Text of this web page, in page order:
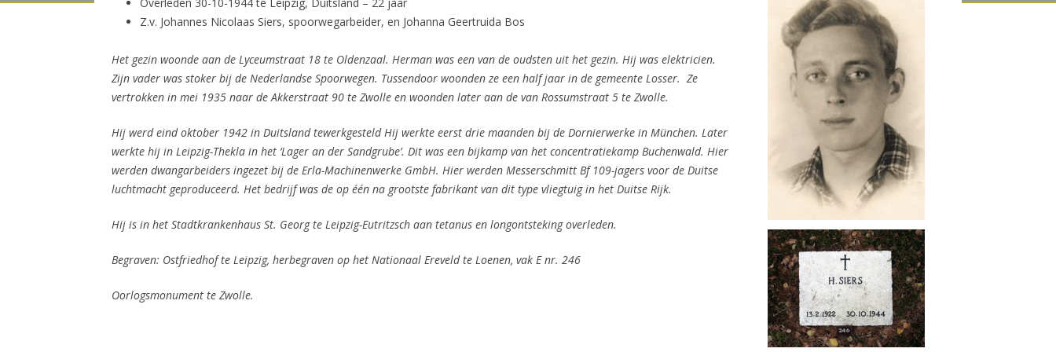
Z.v. Johannes Nicolaas Siers, spoorwegarbeider, en Johanna Geertruida Bos
Het gezin woonde aan de Lyceumstraat 18 te Oldenzaal. Herman was een van de oudsten uit het gezin. Hij was elektricien.
Zijn vader was stoker bij de Nederlandse Spoorwegen. Tussendoor woonden ze een half jaar in de gemeente Losser. Ze
vertrokken in mei 1935 naar de Akkerstraat 90 te Zwolle en woonden later aan de van Rossumstraat 5 te Zwolle.
Hij werd eind oktober 1942 in Duitsland tewerkgesteld Hij werkte eerst drie maanden bij de Dornierwerke in München. Later
werkte hij in Leipzig-Thekla in het ‘Lager an der Sandgrube’. Dit was een bijkamp van het concentratiekamp Buchenwald. Hier
werden dwangarbeiders ingezet bij de Erla-Machinenwerke GmbH. Hier werden Messerschmitt Bf 109-jagers voor de Duitse
luchtmacht geproduceerd. Het bedrijf was de op één na grootste fabrikant van dit type vliegtuig in het Duitse Rijk.
Hij is in het Stadtkrankenhaus St. Georg te Leipzig-Eutritzsch aan tetanus en longontsteking overleden.
Begraven: Ostfriedhof te Leipzig, herbegraven op het Nationaal Ereveld te Loenen, vak E nr. 246
Oorlogsmonument te Zwolle.